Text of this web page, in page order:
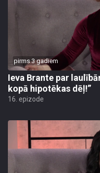
pirms 3 gadiem
Ieva Brante par
kopā hipotēkas dēļ!”
16. epizode